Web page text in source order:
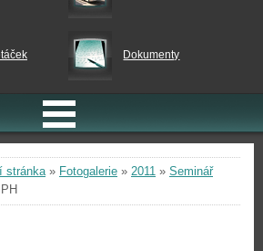
Dokumenty
stránka» Fotogalerie » 2011 » Seminář